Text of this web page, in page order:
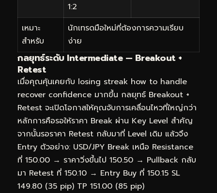
1:2
เหมาะ
สำหรับ
นักเทรดมือใหม่ที่ต้องการความเรียบ
ง่าย
กลยุทธ์ระดับ Intermediate — Breakout +
Retest
เมื่อคุณคุ้นเคยกับ losing streak how to handle
recover confidence มากขึ้น กลยุทธ์ Breakout +
Retest จะเปิดโอกาสให้คุณจับการเคลื่อนไหวที่ใหญ่กว่า
หลักการคือรอให้ราคา Break ผ่าน Key Level สำคัญ
จากนั้นรอราคา Retest กลับมาที่ Level เดิม แล้วจึง
Entry ตัวอย่าง: USD/JPY Break เหนือ Resistance
ที่ 150.00 → ราคาวิ่งขึ้นไป 150.50 → Pullback กลับ
มา Retest ที่ 150.10 → Entry Buy ที่ 150.15 SL
149.80 (35 pip) TP 151.00 (85 pip)